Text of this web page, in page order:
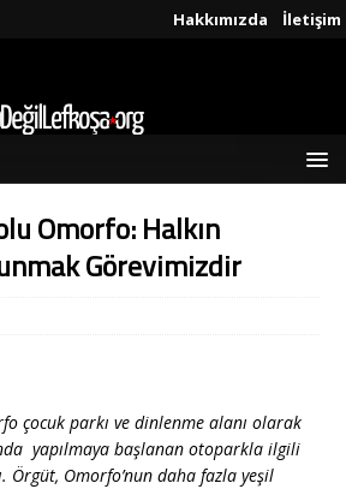
Hakkımızda İletişim
Omorfo: Halkın
Görevimizdir
çocuk parkı ve dinlenme alanı olarak
yapılmaya başlanan otoparkla ilgili
Örgüt, Omorfo’nun daha fazla yeşil